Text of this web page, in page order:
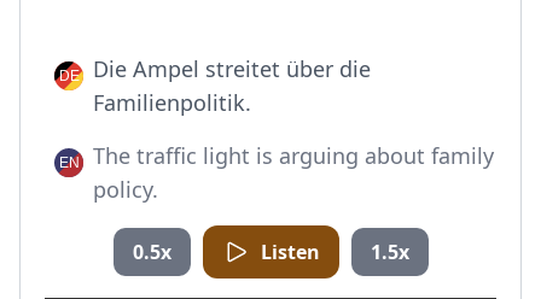
Die Ampel streitet über die
Familienpolitik.
The traffic light is arguing about family
policy.
0.5x Listen 1.5x